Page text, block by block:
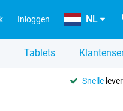
Inloggen NL
Tablets
Snelle